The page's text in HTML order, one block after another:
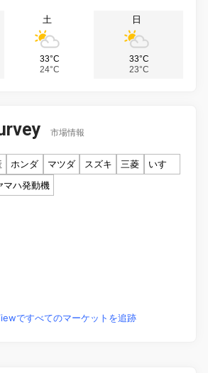
土
33°C
24°C
日
33°C
23°C
市場情報
ホンダ マツダ スズキ 三菱
いすゞ
マハ発動機
ですべてのマーケットを追跡